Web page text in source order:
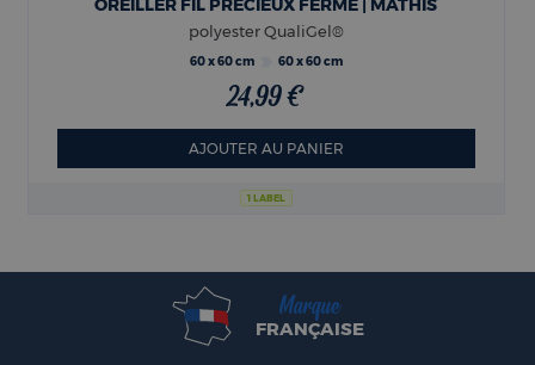
1 LABEL
OREILLER FIL PRÉCIEUX FERME | MATHIS
polyester QualiGel®
60 x 60 cm 60 x 60 cm
24,99 €
AJOUTER AU PANIER
Marque
FRANÇAISE